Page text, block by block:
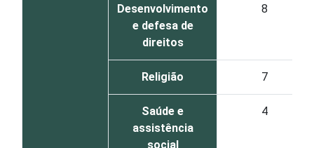
Desenvolvimento
e defesa de
direitos
8
Religião 7
Saúde e
assistência
social
4